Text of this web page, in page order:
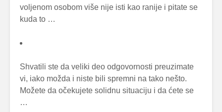
voljenom osobom više nije isti kao ranije i pitate se
kuda to …
Shvatili ste da veliki deo odgovornosti preuzimate
vi, iako možda i niste bili spremni na tako nešto.
Možete da očekujete solidnu situaciju i da ćete se
…